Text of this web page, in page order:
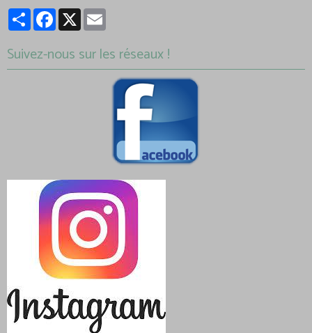
PartagerFacebook
X
Suivez-nous sur les réseaux !